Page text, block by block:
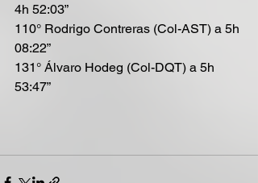
4h 52:03”
110° Rodrigo Contreras (Col-AST) a 5h
08:22”
131° Álvaro Hodeg (Col-DQT) a 5h
53:47”